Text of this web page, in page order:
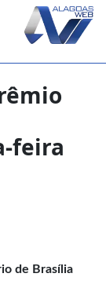
feira
de Brasília